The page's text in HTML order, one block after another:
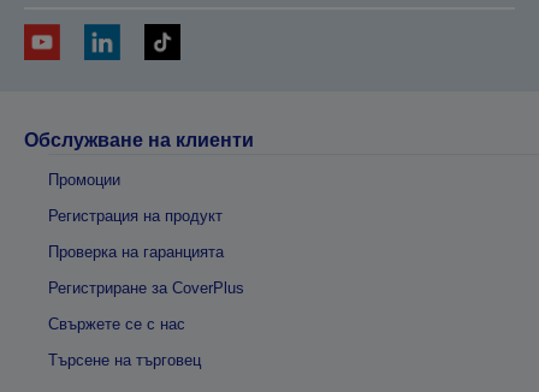
Обслужване на клиенти
Промоции
Регистрация на продукт
Проверка на гаранцията
Регистриране за CoverPlus
Свържете се с нас
Търсене на търговец